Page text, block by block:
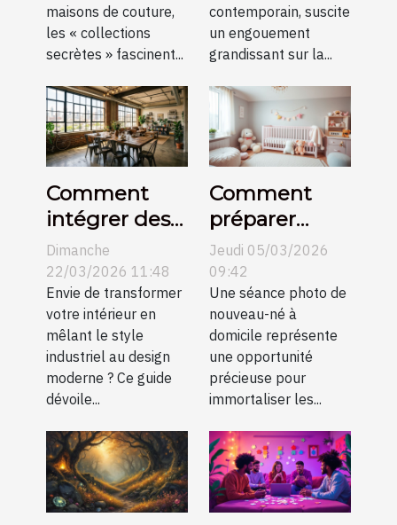
maisons de couture,
les « collections
secrètes » fascinent...
contemporain, suscite
un engouement
grandissant sur la...
Comment
intégrer des
meubles
industriels
dans un
décor
moderne ?
Dimanche
22/03/2026 11:48
Envie de transformer
votre intérieur en
mêlant le style
industriel au design
moderne ? Ce guide
dévoile...
Comment
préparer
votre maison
pour une
séance photo
de nouveau-
né?
Jeudi 05/03/2026
09:42
Une séance photo de
nouveau-né à
domicile représente
une opportunité
précieuse pour
immortaliser les...